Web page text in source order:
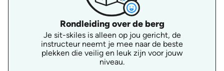
Rondleiding over de berg
Je sit-skiles is alleen op jou gericht, de
instructeur neemt je mee naar de beste
plekken die veilig en leuk zijn voor jouw
niveau.